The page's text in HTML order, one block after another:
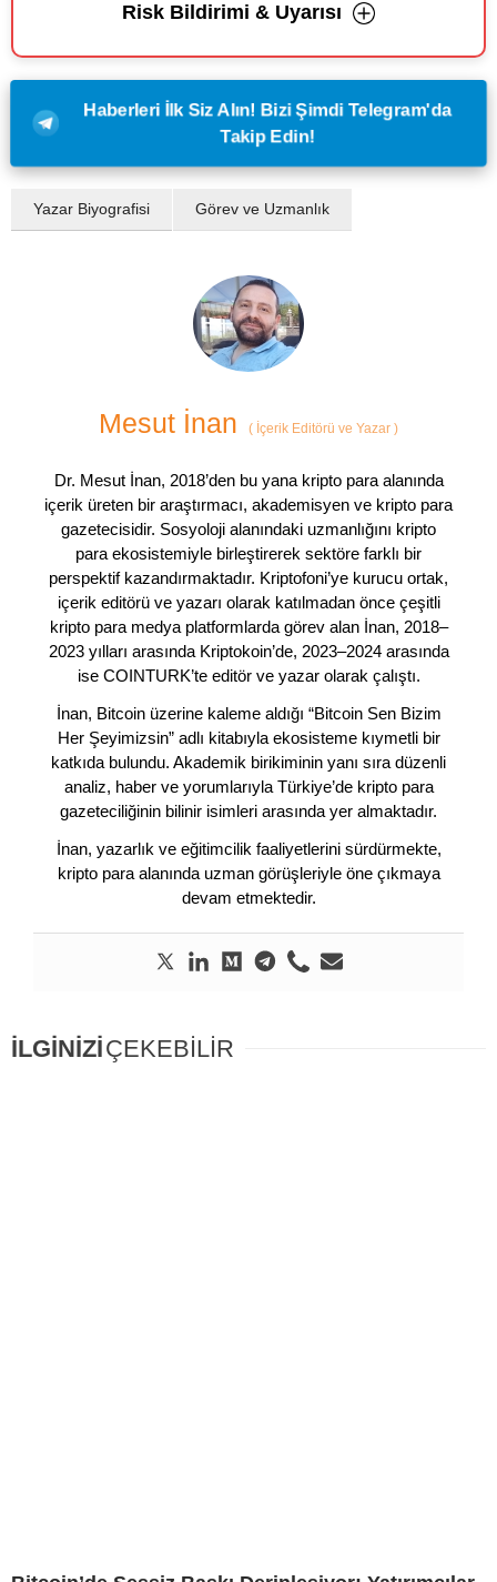
Risk Bildirimi & Uyarısı
Haberleri İlk Siz Alın! Bizi Şimdi Telegram'da
Takip Edin!
Yazar Biyografisi Görev ve Uzmanlık
Mesut İnan ( İçerik Editörü ve Yazar )
Dr. Mesut İnan, 2018’den bu yana kripto para alanında
içerik üreten bir araştırmacı, akademisyen ve kripto para
gazetecisidir. Sosyoloji alanındaki uzmanlığını kripto
para ekosistemiyle birleştirerek sektöre farklı bir
perspektif kazandırmaktadır. Kriptofoni’ye kurucu ortak,
içerik editörü ve yazarı olarak katılmadan önce çeşitli
kripto para medya platformlarda görev alan İnan, 2018–
2023 yılları arasında Kriptokoin’de, 2023–2024 arasında
ise COINTURK’te editör ve yazar olarak çalıştı.
İnan, Bitcoin üzerine kaleme aldığı “Bitcoin Sen Bizim
Her Şeyimizsin” adlı kitabıyla ekosisteme kıymetli bir
katkıda bulundu. Akademik birikiminin yanı sıra düzenli
analiz, haber ve yorumlarıyla Türkiye’de kripto para
gazeteciliğinin bilinir isimleri arasında yer almaktadır.
İnan, yazarlık ve eğitimcilik faaliyetlerini sürdürmekte,
kripto para alanında uzman görüşleriyle öne çıkmaya
devam etmektedir.
İLGİNİZİÇEKEBİLİR